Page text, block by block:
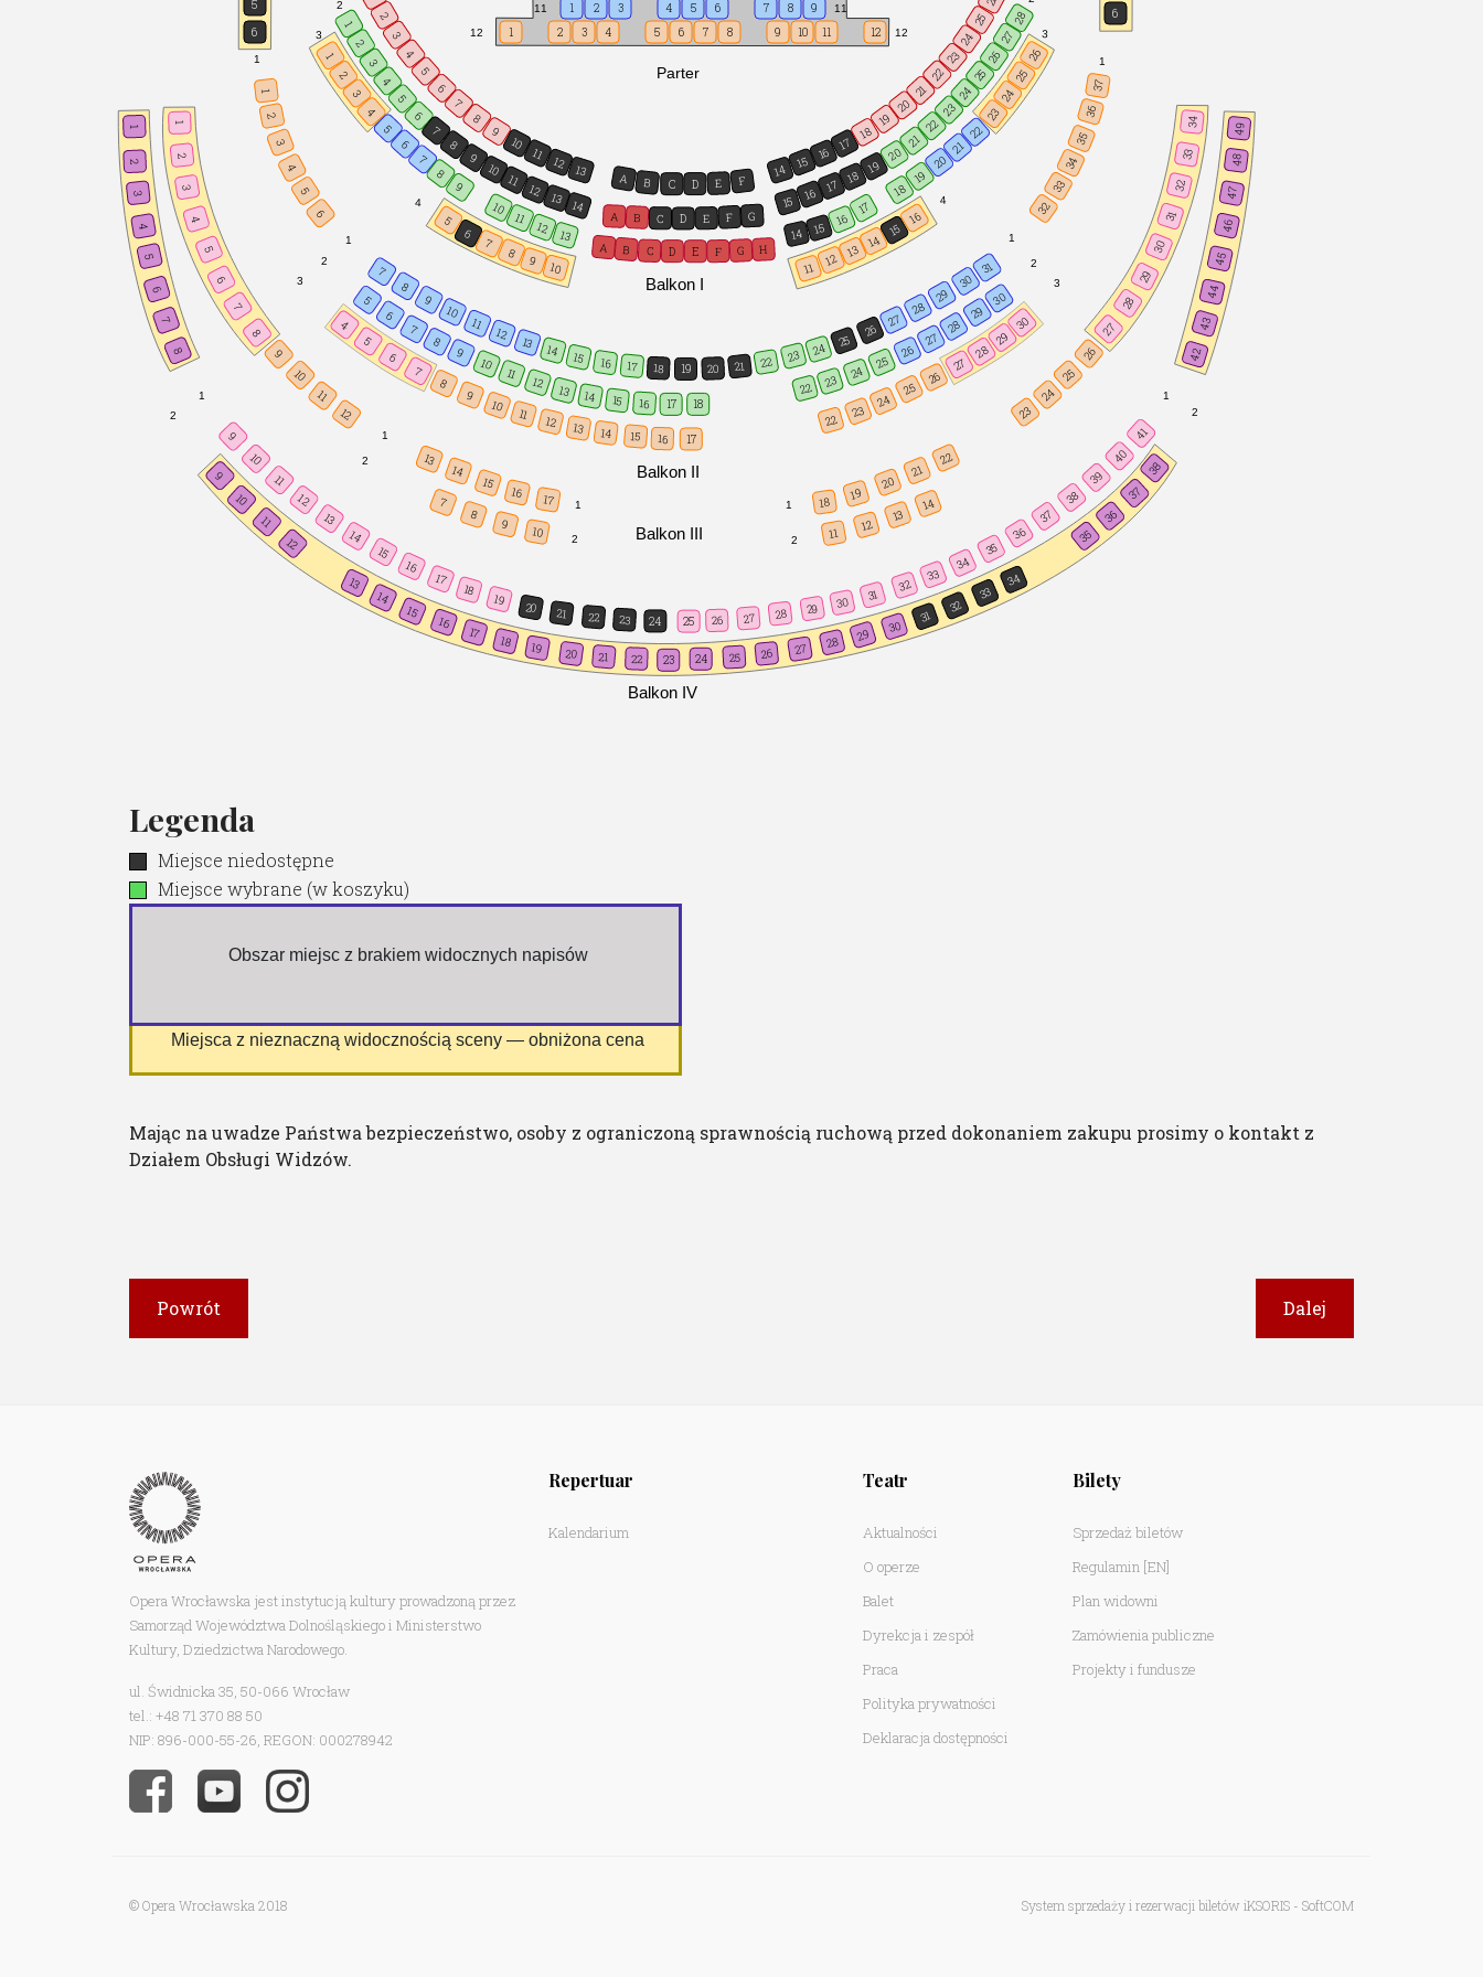
2
3
4
3
4
1
2
3
1
2
3
1
2
1
2
1
2
1
2
1
2
11
12
11
12
Balkon IV
Balkon III
Balkon II
Balkon I
Parter
1 1
1
2
1
2
2
1
1
3
2
2
3
3
4
3
3
1
5
4
2
4
3
4
4
5
5
6
4
7
5
6
5
6
5
8
7
7
6
6
6
8
7
8
9
6
8
9
7
9
10
11
10
8
11
5
12
5
6
10
9
12
6
1 2 3 4 5 6 7 8 9
13
11
13
1 2 3 4 5 6 7 8 9 10 11 12
7
7
10
5
14
12
8
4
8
6
9
13
A
5
9
7
10
9
11
8
6
B
10
10
11
7
12
9
9
12
11
10
D
C
8
13
12
10
11
11
B
A
A
12
B
14
D
9
12
E
C
10
E
C
15
13
D E
G
13
F
F
F
11
14
G H
16
13
12
14
15
14
17
15
7
15
13
18
14
8
16
14
19
16
14
15
16
15
13
14
15
16
17
17 18
20
9
15
16
15
17
17
16
17
17
18
21
10
16
18
18
11
16
19
22
19
17
12
19
20
20
13
23
17
18
20
14
21
18
21
24
22
15
22
21
19
22
19
25
23
16
20
23
23
24
20
22
26
21
25
24
22
24
23
25
22
27
18
21
26
28
25
24 25
27
28
23
26
29
24
22
25
23
26
26
27
30
24
24
31
11
23
28
27
26
25
29
19
30
37
27
28
25
12
20
28
36
29
26
21
35
13
32
34
29
22
30
33
14
27
30
34
31
33
28
32
29
32
33
23
49
30
48
31
31
24
25
30
34
29
47
27
34
26
32
33
35
44
46
45
28
36
43
42
37
38
39
40
41
35
36
37
38
Legenda
Miejsce niedostępne
Miejsce wybrane (w koszyku)
Obszar miejsc z brakiem widocznych napisów
Miejsca z nieznaczną widocznością sceny — obniżona cena
Mając na uwadze Państwa bezpieczeństwo, osoby z ograniczoną sprawnością ruchową przed dokonaniem zakupu prosimy o kontakt z
Działem Obsługi Widzów.
Powrót Dalej
Opera Wrocławska jest instytucją kultury prowadzoną przez
Samorząd Województwa Dolnośląskiego i Ministerstwo
Kultury, Dziedzictwa Narodowego.
ul. Świdnicka 35, 50-066 Wrocław
tel.: +48 71 370 88 50
NIP: 896-000-55-26, REGON: 000278942
Repertuar
Kalendarium
Teatr
Aktualności
O operze
Balet
Dyrekcja i zespół
Praca
Polityka prywatności
Deklaracja dostępności
Bilety
Sprzedaż biletów
Regulamin [EN]
Plan widowni
Zamówienia publiczne
Projekty i fundusze
© Opera Wrocławska 2018 System sprzedaży i rezerwacji biletów iKSORIS - SoftCOM